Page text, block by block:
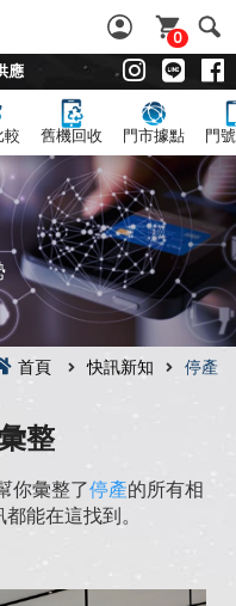
0
應
較 舊機回收 門市據點 門
首頁 快訊新知 停產
整
你彙整了停產的所有相
都能在這找到。